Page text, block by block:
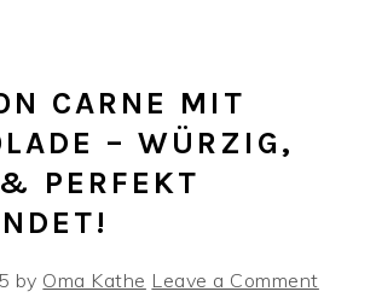
CARNE MIT
– WÜRZIG,
PERFEKT
by Oma Kathe Leave a Comment